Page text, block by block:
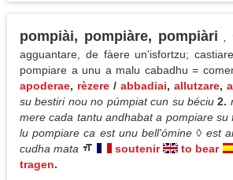
pompiài, pompiàre, pompiàri
agguantare, de fàere un'isfortzu;
pompiare a unu a malu cabadhu =
apoderae, rèzere / abbadiai, allutzare,
su bestiri nou no púmpiat cun su béciu2.
mere cada tantu andhabat a pompiare
lu pompiare ca est unu bell'ómine ◊ est
cudha mata
soutenir
to bear
tragen.